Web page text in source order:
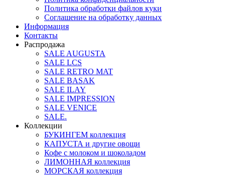
Политика обработки файлов куки
Соглашение на обработку данных
Информация
Контакты
Распродажа
SALE AUGUSTA
SALE LCS
SALE RETRO MAT
SALE BASAK
SALE ILAY
SALE IMPRESSION
SALE VENICE
SALE.
Коллекции
БУКИНГЕМ коллекция
КАПУСТА и другие овощи
Кофе с молоком и шоколадом
ЛИМОННАЯ коллекция
МОРСКАЯ коллекция